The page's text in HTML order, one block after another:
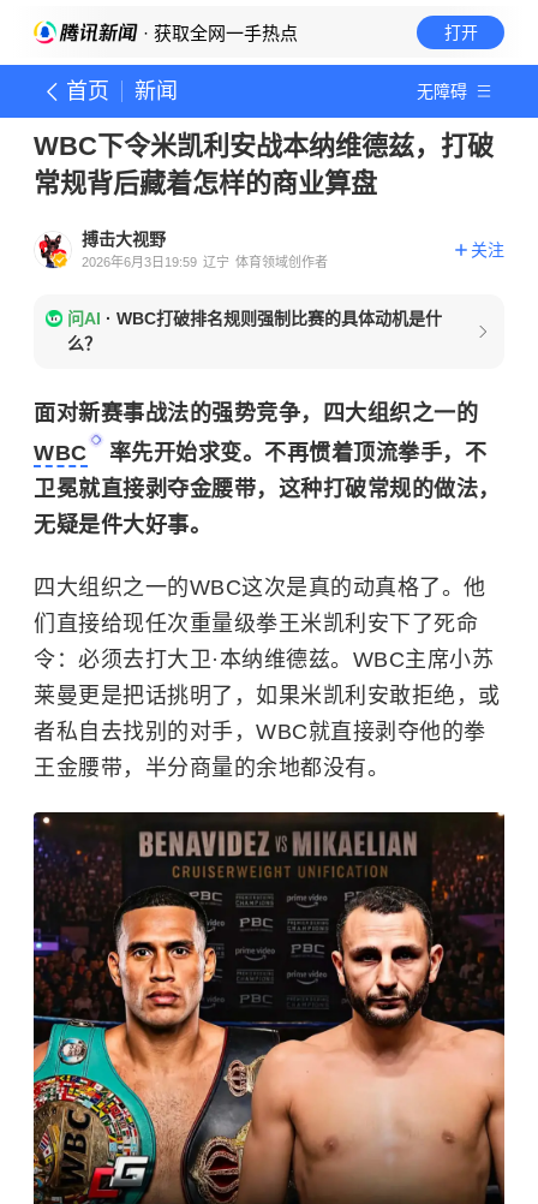
· 获取全网一手热点 打开
首页 新闻 无障碍
WBC下令米凯利安战本纳维德兹，打破
常规背后藏着怎样的商业算盘
搏击大视野
2026年6月3日19:59 辽宁 体育领域创作者
关注
问AI · WBC打破排名规则强制比赛的具体动机是什
么？
面对新赛事战法的强势竞争，四大组织之一的
WBC
率先开始求变。不再惯着顶流拳手，不
卫冕就直接剥夺金腰带，这种打破常规的做法，
无疑是件大好事。
四大组织之一的WBC这次是真的动真格了。他
们直接给现任次重量级拳王米凯利安下了死命
令：必须去打大卫·本纳维德兹。WBC主席小苏
莱曼更是把话挑明了，如果米凯利安敢拒绝，或
者私自去找别的对手，WBC就直接剥夺他的拳
王金腰带，半分商量的余地都没有。